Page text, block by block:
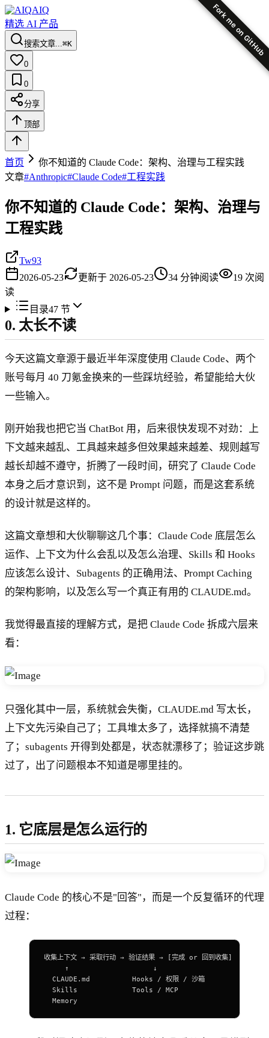
Fork me on GitHub
AIQ
精选 AI 产品
搜索文章...⌘K
0
0
分享
顶部
首页
你不知道的 Claude Code：架构、治理与工程实践
文章#Anthropic#Claude Code#工程实践
你不知道的 Claude Code：架构、治理与
工程实践
Tw93
2026-05-23
更新于 2026-05-23 34 分钟阅读 19 次阅
读
目录47节
0. 太长不读
今天这篇文章源于最近半年深度使用 Claude Code、两个
账号每月 40 刀氪金换来的一些踩坑经验，希望能给大伙
一些输入。
刚开始我也把它当 ChatBot 用，后来很快发现不对劲：上
下文越来越乱、工具越来越多但效果越来越差、规则越写
越长却越不遵守，折腾了一段时间，研究了 Claude Code
本身之后才意识到，这不是 Prompt 问题，而是这套系统
的设计就是这样的。
这篇文章想和大伙聊聊这几个事：Claude Code 底层怎么
运作、上下文为什么会乱以及怎么治理、Skills 和 Hooks
应该怎么设计、Subagents 的正确用法、Prompt Caching
的架构影响，以及怎么写一个真正有用的 CLAUDE.md。
我觉得最直接的理解方式，是把 Claude Code 拆成六层来
看：
只强化其中一层，系统就会失衡，CLAUDE.md 写太长，
上下文先污染自己了；工具堆太多了，选择就搞不清楚
了；subagents 开得到处都是，状态就漂移了；验证这步跳
过了，出了问题根本不知道是哪里挂的。
1. 它底层是怎么运行的
Claude Code 的核心不是"回答"，而是一个反复循环的代理
过程：
收集上下文 → 采取行动 → 验证结果 → [完成 or 回到收集]
     ↑                    ↓
  CLAUDE.md          Hooks / 权限 / 沙箱
  Skills             Tools / MCP
  Memory